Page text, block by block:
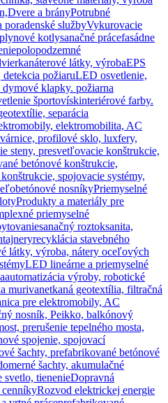
Dvere a brányPotrubné
poradenské službyVykurovacie
plynové kotlysanačné prácefasádne
polopodzemné
náterové látky, výrobaEPS
požiaruLED osvetlenie,
klapky. požiarna
športovískinteriérové farby.
separácia
elektromobilita, AC
profilové sklo, luxfery,
steny, presvetľovacie konštrukcie,
betónové konštrukcie,
spojovacie systémy,
nosníkyPriemyselné
Produkty a materiály pre
priemyselné
sanačný roztoksanita,
recyklácia stavebného
látky, výroba, nátery oceľových
LED lineárne a priemyselné
automatizácia výroby, robotické
murivanetkaná geotextília, filtračná
pre elektromobily, AC
nosník, Peikko, balkónový
prerušenie tepelného mosta,
spojenie, spojovací
šachty, prefabrikované betónové
šachty, akumulačné
svetlo, tienenieDopravná
Rozvod elektrickej energie